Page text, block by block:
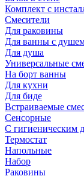
Комплект с
Смесители
Для раковины
Для ванны с
Для душа
Универсальные
На борт ванны
Для кухни
Для биде
Встраиваемые
Сенсорные
С гигиеническим
Термостат
Напольные
Набор
Раковины